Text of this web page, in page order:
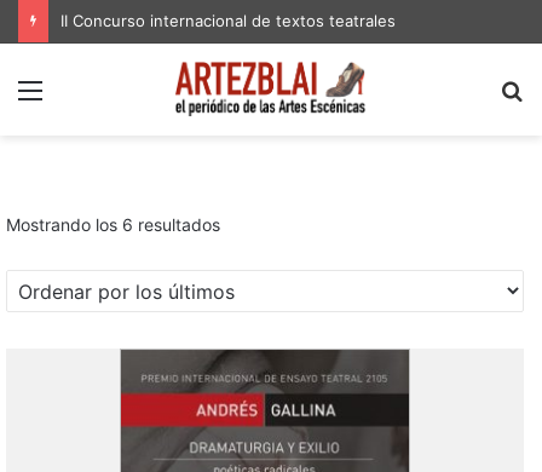
II Concurso internacional de textos teatrales
Menú
Mostrando los 6 resultadosOrdenado
por
los
últimos